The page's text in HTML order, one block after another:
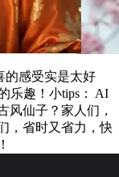
的感受实是太好
乐趣！小tips： AI
风仙子？家人们，
，省时又省力，快